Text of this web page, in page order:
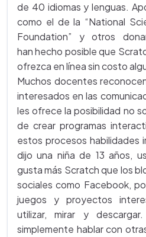
de 40 idiomas y lenguas.
como el de la “National
Foundation” y otros
han hecho posible que
ofrezca en línea sin costo
Muchos docentes
interesados en las
les ofrece la posibilidad no
de crear programas
estos procesos habilidades
dijo una niña de 13 años,
gusta más Scratch que los
sociales como Facebook,
juegos y proyectos
utilizar, mirar y
simplemente hablar con